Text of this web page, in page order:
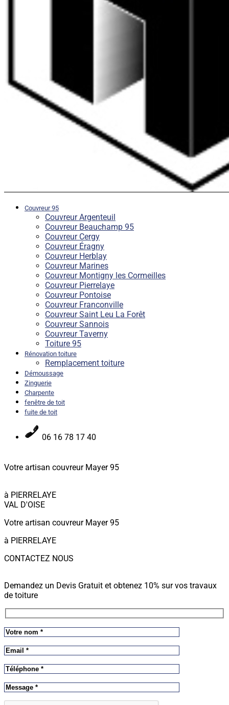
Couvreur 95
Couvreur Argenteuil
Couvreur Beauchamp 95
Couvreur Cergy
Couvreur Éragny
Couvreur Herblay
Couvreur Marines
Couvreur Montigny les Cormeilles
Couvreur Pierrelaye
Couvreur Pontoise
Couvreur Franconville
Couvreur Saint Leu La Forêt
Couvreur Sannois
Couvreur Taverny
Toiture 95
Rénovation toiture
Remplacement toiture
Démoussage
Zinguerie
Charpente
fenêtre de toit
fuite de toit
06 16 78 17 40
Votre artisan couvreur Mayer 95
à PIERRELAYE
VAL D'OISE
Votre artisan couvreur Mayer 95
à PIERRELAYE
CONTACTEZ NOUS
Demandez un Devis Gratuit et obtenez 10% sur vos travaux
de toiture
Veuillez laisser ce champ vide.